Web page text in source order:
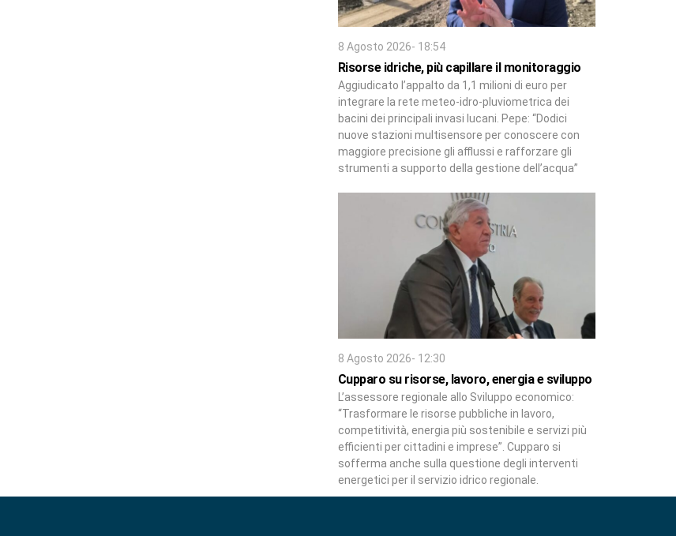
8 Agosto 2026- 18:54
Risorse idriche, più capillare il monitoraggio
Aggiudicato l’appalto da 1,1 milioni di euro per
integrare la rete meteo-idro-pluviometrica dei
bacini dei principali invasi lucani. Pepe: “Dodici
nuove stazioni multisensore per conoscere con
maggiore precisione gli afflussi e rafforzare gli
strumenti a supporto della gestione dell’acqua”
8 Agosto 2026- 12:30
Cupparo su risorse, lavoro, energia e sviluppo
L’assessore regionale allo Sviluppo economico:
“Trasformare le risorse pubbliche in lavoro,
competitività, energia più sostenibile e servizi più
efficienti per cittadini e imprese”. Cupparo si
sofferma anche sulla questione degli interventi
energetici per il servizio idrico regionale.